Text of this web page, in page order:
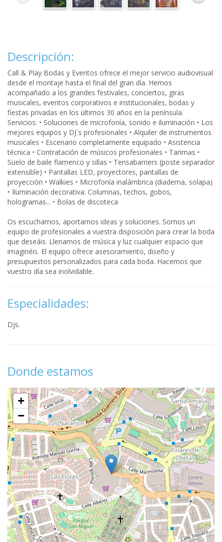
Descripción:
Call & Play Bodas y Eventos ofrece el mejor servicio audiovisual
desde el montaje hasta el final del gran día. Hemos
acompañado a los grandes festivales, conciertos, giras
musicales, eventos corporativos e institucionales, bodas y
fiestas privadas en los últimos 30 años en la península.
Servicios: • Soluciones de microfonía, sonido e iluminación • Los
mejores equipos y DJ´s profesionales • Alquiler de instrumentos
musicales • Escenario completamente equipado • Asistencia
técnica • Contratación de músicos profesionales • Tarimas •
Suelo de baile flamenco y sillas • Tensabarriers (poste separador
extensible) • Pantallas LED, proyectores, pantallas de
proyección • Walkies • Microfonía inalámbrica (diadema, solapa)
• Iluminación decorativa: Columnas, techos, gobos,
hologramas... • Bolas de discoteca
Os escuchamos, aportamos ideas y soluciones. Somos un
equipo de profesionales a vuestra disposición para crear la boda
que deseáis. Llenamos de música y luz cualquier espacio que
imaginéis. El equipo ofrece asesoramiento, diseño y
presupuestos personalizados para cada boda. Hacemos que
vuestro día sea inolvidable.
Especialidades:
Djs.
Donde estamos
+
−